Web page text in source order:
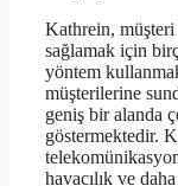
Kathrein,
sağlamak için
yöntem
müşterilerine
geniş bir alanda
göstermektedir.
havacılık ve